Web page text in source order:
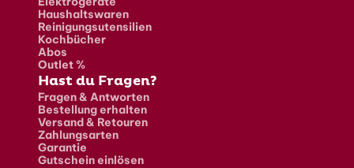
Haushaltswaren
Reinigungsutensilien
Kochbücher
Abos
Outlet %
Hast du Fragen?
Fragen & Antworten
Bestellung erhalten
Versand & Retouren
Zahlungsarten
Garantie
Gutschein einlösen